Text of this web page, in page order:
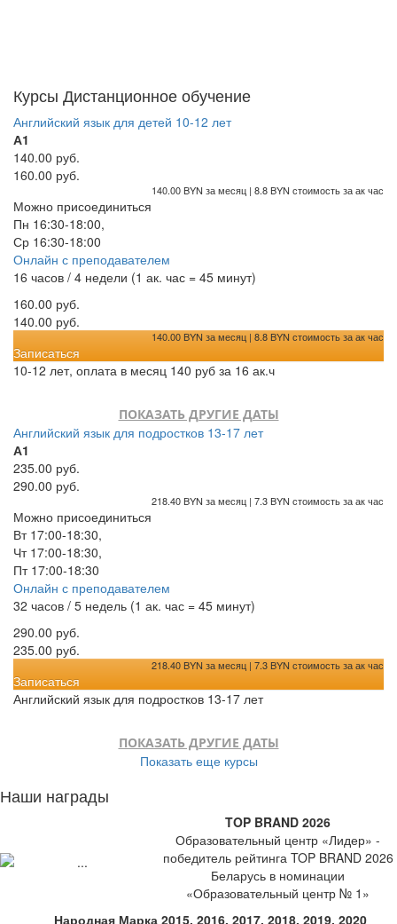
Курсы Дистанционное обучение
Английский язык для детей 10-12 лет
А1
140.00 руб.
160.00 руб.
140.00 BYN за месяц | 8.8 BYN стоимость за ак час
Можно присоединиться
Пн 16:30-18:00,
Ср 16:30-18:00
Онлайн с преподавателем
16 часов / 4 недели (1 ак. час = 45 минут)
160.00 руб.
140.00 руб.
140.00 BYN за месяц | 8.8 BYN стоимость за ак час
Записаться
10-12 лет, оплата в месяц 140 руб за 16 ак.ч
ПОКАЗАТЬ ДРУГИЕ ДАТЫ
Английский язык для подростков 13-17 лет
А1
235.00 руб.
290.00 руб.
218.40 BYN за месяц | 7.3 BYN стоимость за ак час
Можно присоединиться
Вт 17:00-18:30,
Чт 17:00-18:30,
Пт 17:00-18:30
Онлайн с преподавателем
32 часов / 5 недель (1 ак. час = 45 минут)
290.00 руб.
235.00 руб.
218.40 BYN за месяц | 7.3 BYN стоимость за ак час
Записаться
Английский язык для подростков 13-17 лет
ПОКАЗАТЬ ДРУГИЕ ДАТЫ
Показать еще курсы
Наши награды
TOP BRAND 2026
Образовательный центр «Лидер» -
победитель рейтинга TOP BRAND 2026
Беларусь в номинации
«Образовательный центр № 1»
Народная Марка 2015, 2016, 2017, 2018, 2019, 2020